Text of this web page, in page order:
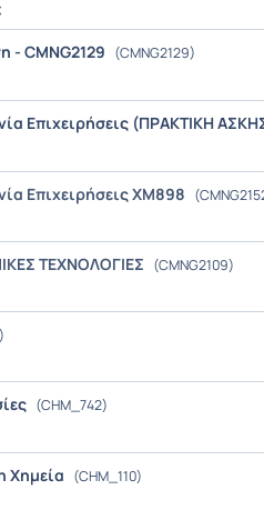
- CMNG2129 (CMNG2129)
Επιχειρήσεις (ΠΡΑΚΤΙΚΗ
Επιχειρήσεις XM898
ΤΕΧΝΟΛΟΓΙΕΣ (CMNG2109)
(CHM_742)
Χημεία (CHM_110)